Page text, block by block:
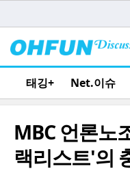
태깅+ Net.이슈
MBC 언론노
랙리스트'의